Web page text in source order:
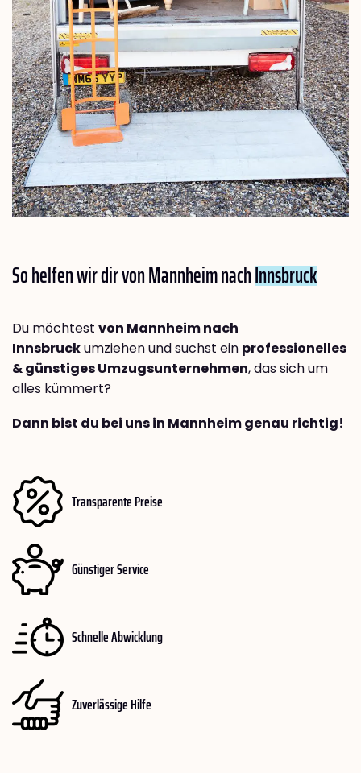
So helfen wir dir von Mannheim nachInnsbruck
Du möchtest von Mannheim nach
Innsbruckumziehen und suchst ein professionelles
& günstiges Umzugsunternehmen, das sich um
alles kümmert?
Dann bist du bei uns in Mannheim genau richtig!
Transparente Preise
Günstiger Service
Schnelle Abwicklung
Zuverlässige Hilfe